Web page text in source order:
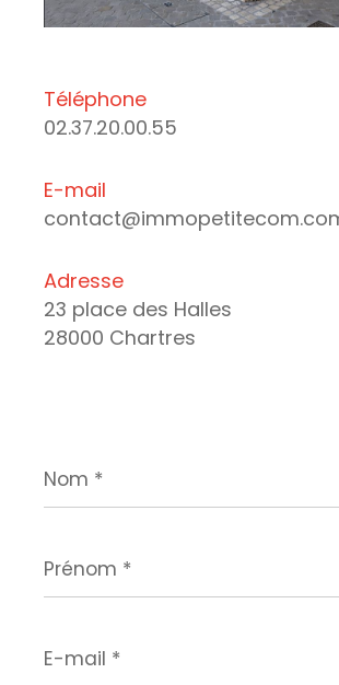
Téléphone
02.37.20.00.55
E-mail
Adresse
23 place des Halles
28000 Chartres
*
*
mail
*